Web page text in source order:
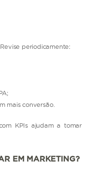
periodicamente:
mais conversão.
KPIs ajudam a tomar
EM MARKETING?